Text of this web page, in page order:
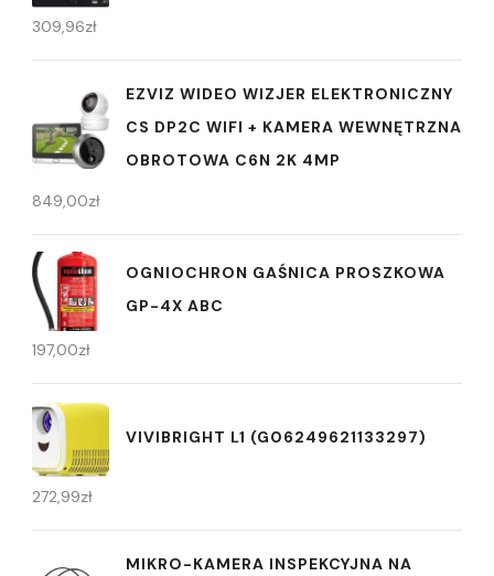
309,96zł
EZVIZ WIDEO WIZJER ELEKTRONICZNY
CS DP2C WIFI + KAMERA WEWNĘTRZNA
OBROTOWA C6N 2K 4MP
849,00zł
OGNIOCHRON GAŚNICA PROSZKOWA
GP-4X ABC
197,00zł
VIVIBRIGHT L1 (G06249621133297)
272,99zł
MIKRO-KAMERA INSPEKCYJNA NA